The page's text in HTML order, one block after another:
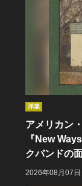
洋楽
アメリカン
『New
クバンドの
2026年08月07日